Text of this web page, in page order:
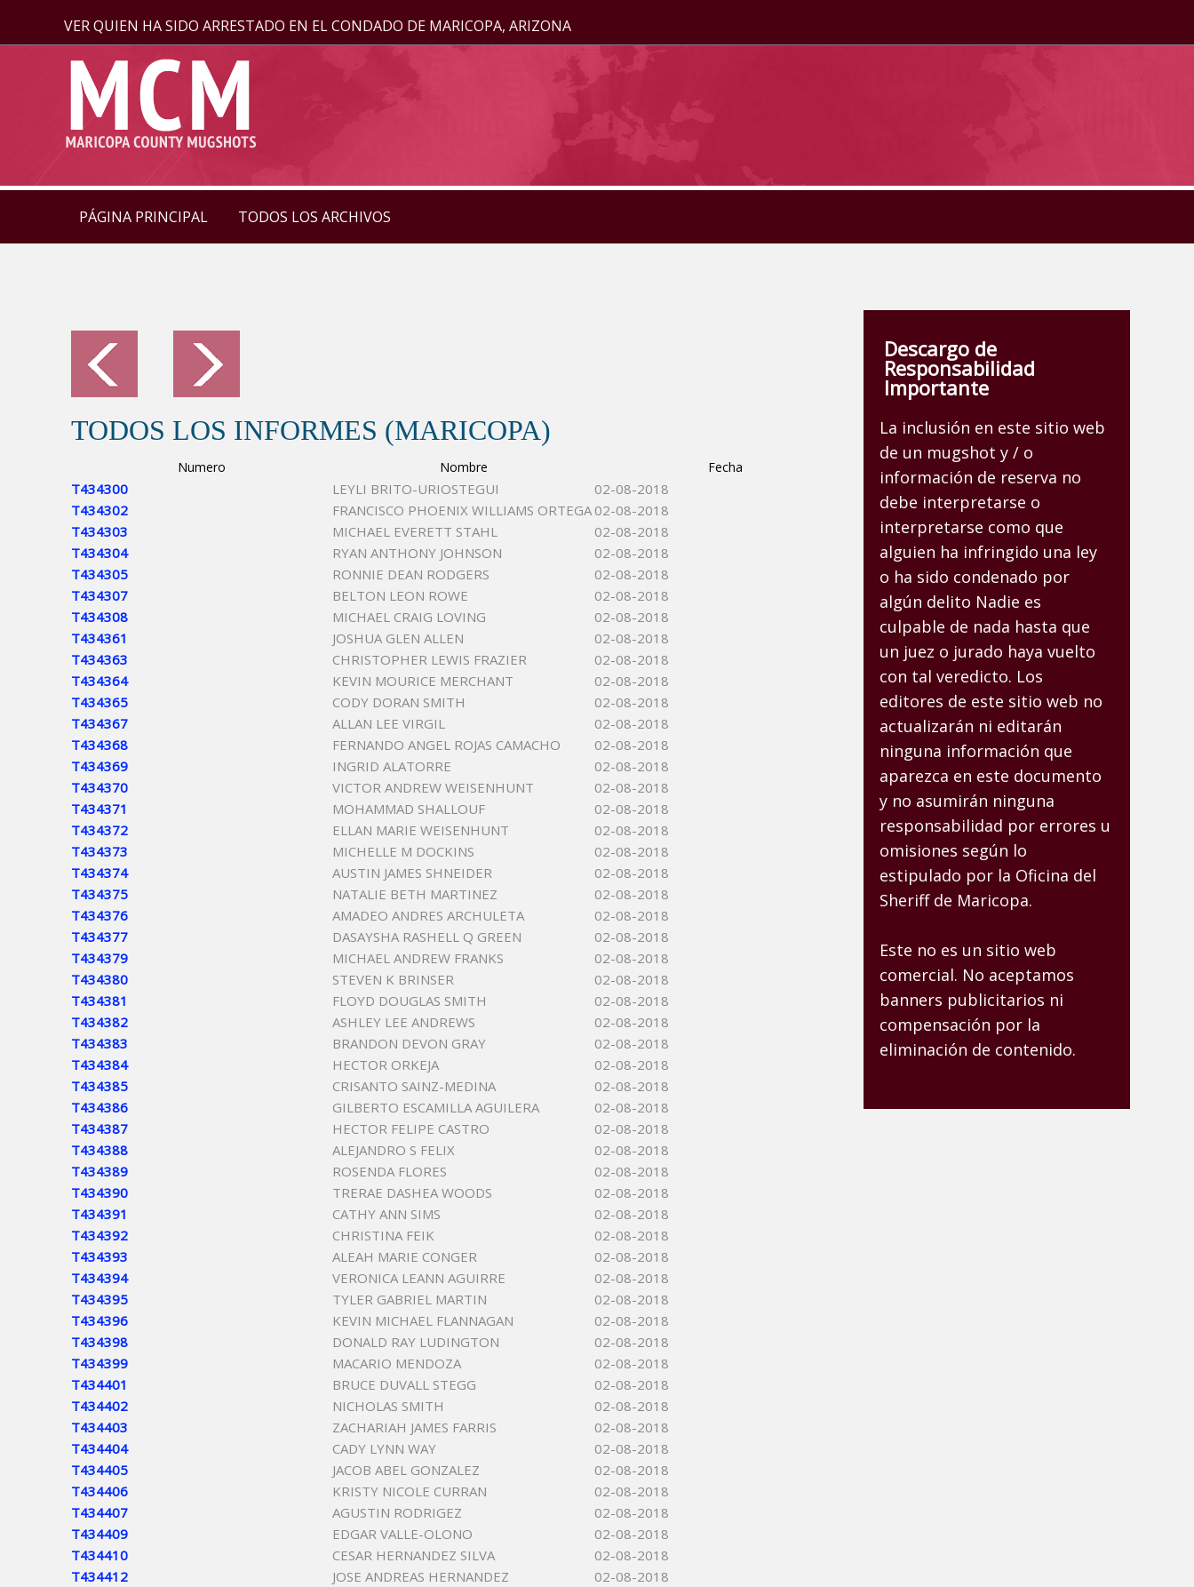
VER QUIEN HA SIDO ARRESTADO EN EL CONDADO DE MARICOPA, ARIZONA
PÁGINA PRINCIPAL TODOS LOS ARCHIVOS
TODOS LOS INFORMES (MARICOPA)
Numero Nombre Fecha
T434300 LEYLI BRITO-URIOSTEGUI
02-08-2018
T434302
FRANCISCO PHOENIX WILLIAMS ORTEGA 02-08-2018
T434303
MICHAEL EVERETT STAHL
02-08-2018
T434304
RYAN ANTHONY JOHNSON
02-08-2018
T434305
RONNIE DEAN RODGERS
02-08-2018
T434307
BELTON LEON ROWE
02-08-2018
T434308
MICHAEL CRAIG LOVING
02-08-2018
T434361
JOSHUA GLEN ALLEN
02-08-2018
T434363
CHRISTOPHER LEWIS FRAZIER
02-08-2018
T434364
KEVIN MOURICE MERCHANT
02-08-2018
T434365
CODY DORAN SMITH
02-08-2018
T434367
ALLAN LEE VIRGIL
02-08-2018
T434368
FERNANDO ANGEL ROJAS CAMACHO
02-08-2018
T434369
INGRID ALATORRE
02-08-2018
T434370
VICTOR ANDREW WEISENHUNT
02-08-2018
T434371
MOHAMMAD SHALLOUF
02-08-2018
T434372
ELLAN MARIE WEISENHUNT
02-08-2018
T434373
MICHELLE M DOCKINS
02-08-2018
T434374
AUSTIN JAMES SHNEIDER
02-08-2018
T434375
NATALIE BETH MARTINEZ
02-08-2018
T434376
AMADEO ANDRES ARCHULETA
02-08-2018
T434377
DASAYSHA RASHELL Q GREEN
02-08-2018
T434379
MICHAEL ANDREW FRANKS
02-08-2018
T434380
STEVEN K BRINSER
02-08-2018
T434381
FLOYD DOUGLAS SMITH
02-08-2018
T434382
ASHLEY LEE ANDREWS
02-08-2018
T434383
BRANDON DEVON GRAY
02-08-2018
T434384
HECTOR ORKEJA
02-08-2018
T434385
CRISANTO SAINZ-MEDINA
02-08-2018
T434386
GILBERTO ESCAMILLA AGUILERA
02-08-2018
T434387
HECTOR FELIPE CASTRO
02-08-2018
T434388
ALEJANDRO S FELIX
02-08-2018
T434389
ROSENDA FLORES
02-08-2018
T434390
TRERAE DASHEA WOODS
02-08-2018
T434391
CATHY ANN SIMS
02-08-2018
T434392
CHRISTINA FEIK
02-08-2018
T434393
ALEAH MARIE CONGER
02-08-2018
T434394
VERONICA LEANN AGUIRRE
02-08-2018
T434395
TYLER GABRIEL MARTIN
02-08-2018
T434396
KEVIN MICHAEL FLANNAGAN
02-08-2018
T434398
DONALD RAY LUDINGTON
02-08-2018
T434399
MACARIO MENDOZA
02-08-2018
T434401
BRUCE DUVALL STEGG
02-08-2018
T434402
NICHOLAS SMITH
02-08-2018
T434403
ZACHARIAH JAMES FARRIS
02-08-2018
T434404
CADY LYNN WAY
02-08-2018
T434405
JACOB ABEL GONZALEZ
02-08-2018
T434406
KRISTY NICOLE CURRAN
02-08-2018
T434407
AGUSTIN RODRIGEZ
02-08-2018
T434409
EDGAR VALLE-OLONO
02-08-2018
T434410
CESAR HERNANDEZ SILVA
02-08-2018
T434412
JOSE ANDREAS HERNANDEZ
02-08-2018
Descargo de
Responsabilidad
Importante
La inclusión en este sitio web
de un mugshot y / o
información de reserva no
debe interpretarse o
interpretarse como que
alguien ha infringido una ley
o ha sido condenado por
algún delito Nadie es
culpable de nada hasta que
un juez o jurado haya vuelto
con tal veredicto. Los
editores de este sitio web no
actualizarán ni editarán
ninguna información que
aparezca en este documento
y no asumirán ninguna
responsabilidad por errores u
omisiones según lo
estipulado por la Oficina del
Sheriff de Maricopa.
Este no es un sitio web
comercial. No aceptamos
banners publicitarios ni
compensación por la
eliminación de contenido.